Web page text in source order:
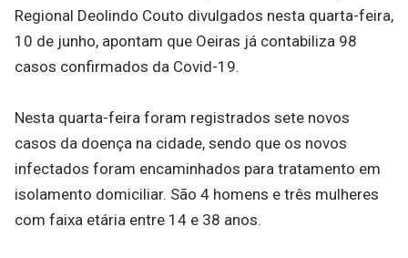
Regional Deolindo Couto divulgados nesta quarta-feira,
10 de junho, apontam que Oeiras já contabiliza 98
casos confirmados da Covid-19.
Nesta quarta-feira foram registrados sete novos
casos da doença na cidade, sendo que os novos
infectados foram encaminhados para tratamento em
isolamento domiciliar. São 4 homens e três mulheres
com faixa etária entre 14 e 38 anos.